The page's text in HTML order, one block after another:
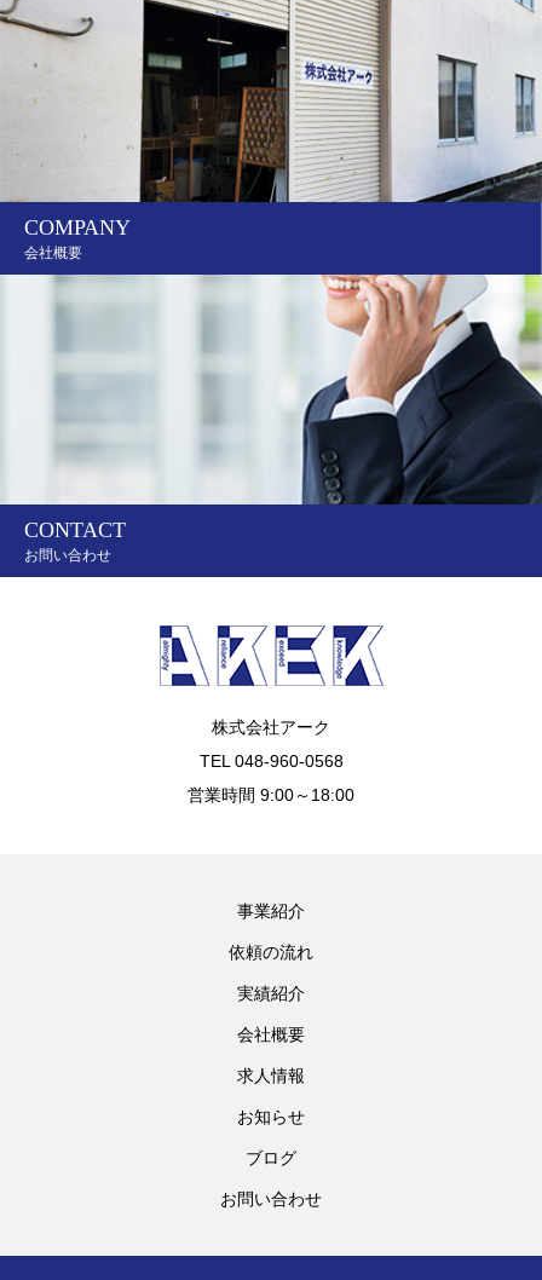
COMPANY
会社概要
CONTACT
お問い合わせ
株式会社アーク
TEL 048-960-0568
営業時間 9:00～18:00
事業紹介
依頼の流れ
実績紹介
会社概要
求人情報
お知らせ
ブログ
お問い合わせ